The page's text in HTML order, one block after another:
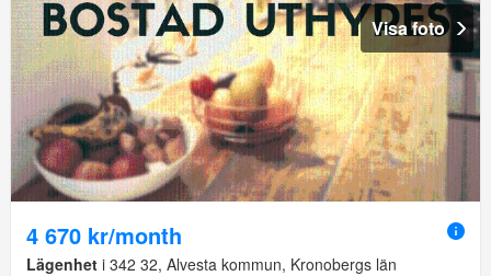
Visa foto
4 670 kr/month
Lägenhet i 342 32, Alvesta kommun, Kronobergs län